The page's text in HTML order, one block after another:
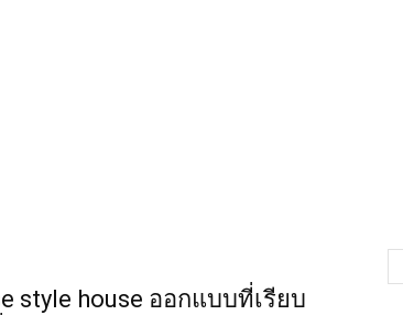
style house ออกแบบที่เรียบ